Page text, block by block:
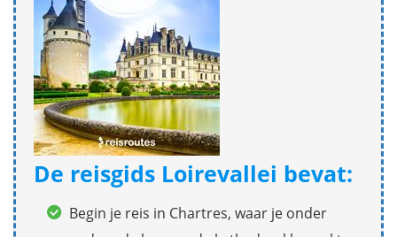
De reisgids Loirevallei bevat:
Begin je reis in Chartres, waar je onder